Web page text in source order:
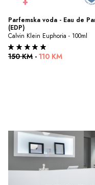
Parfemska voda - Eau de
(EDP)
Calvin Klein Euphoria - 100ml
150 KM - 110 KM